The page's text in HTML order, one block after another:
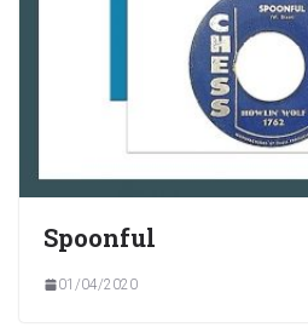
Spoonful
01/04/2020